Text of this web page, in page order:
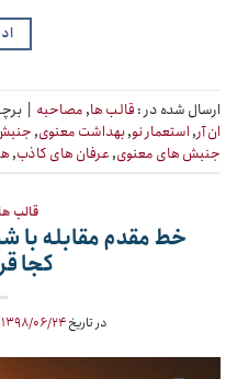
ارسال شده در : قالب ها, مصاحبه |
ان آر, استعمار نو,بهداشت معنوی,
جنبش های معنوی, عرفان های کاذب,
قالب
خط مقدم مقابله
کجا
در تاریخ۱۳۹۸/۰۶/۲۴